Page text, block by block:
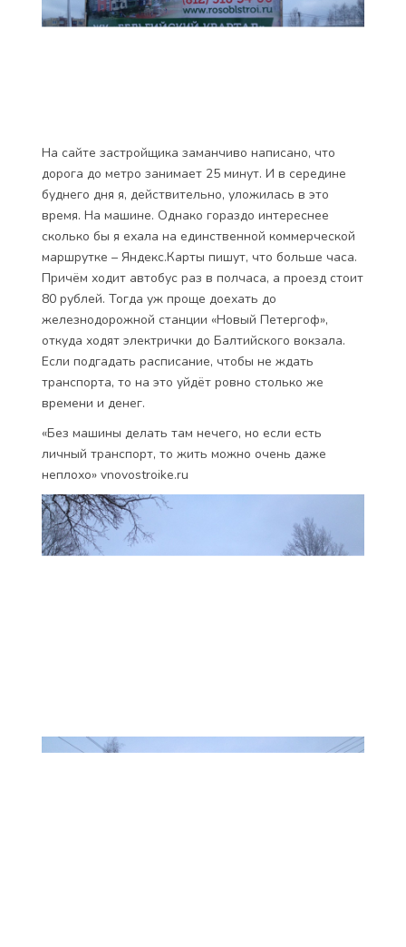
На сайте застройщика заманчиво написано, что
дорога до метро занимает 25 минут. И в середине
буднего дня я, действительно, уложилась в это
время. На машине. Однако гораздо интереснее
сколько бы я ехала на единственной коммерческой
маршрутке – Яндекс.Карты пишут, что больше часа.
Причём ходит автобус раз в полчаса, а проезд стоит
80 рублей. Тогда уж проще доехать до
железнодорожной станции «Новый Петергоф»,
откуда ходят электрички до Балтийского вокзала.
Если подгадать расписание, чтобы не ждать
транспорта, то на это уйдёт ровно столько же
времени и денег.
«Без машины делать там нечего, но если есть
личный транспорт, то жить можно очень даже
неплохо» vnovostroike.ru